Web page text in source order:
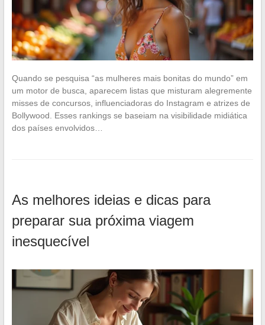
Quando se pesquisa “as mulheres mais bonitas do mundo” em
um motor de busca, aparecem listas que misturam alegremente
misses de concursos, influenciadoras do Instagram e atrizes de
Bollywood. Esses rankings se baseiam na visibilidade midiática
dos países envolvidos…
As melhores ideias e dicas para
preparar sua próxima viagem
inesquecível